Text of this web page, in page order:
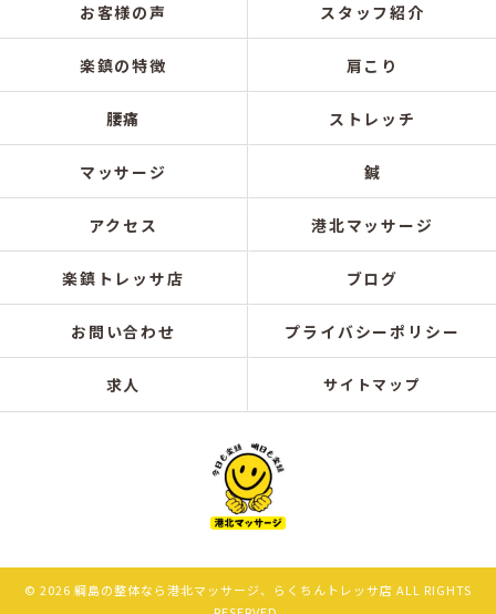
お客様の声 スタッフ紹介
楽鎮の特徴 肩こり
腰痛 ストレッチ
マッサージ 鍼
アクセス 港北マッサージ
楽鎮トレッサ店 ブログ
お問い合わせ プライバシーポリシー
求人 サイトマップ
© 2026 綱島の整体なら港北マッサージ、らくちんトレッサ店 ALL RIGHTS